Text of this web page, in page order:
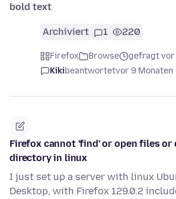
bold text
Archiviert 1 220
Firefox Browse
gefragt vor
Kikibeantwortetvor 9 Monaten
Firefox cannot 'find' or open files or
directory in linux
I just set up a server with linux
Desktop, with Firefox 129.0.2